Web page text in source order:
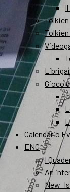
Gioco
Calendario
ENG
I
An
New